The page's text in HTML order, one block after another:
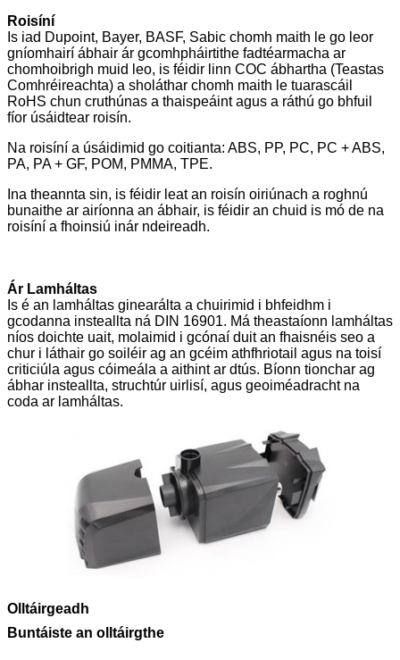
Roisíní
Is iad Dupoint, Bayer, BASF, Sabic chomh maith le go leor
gníomhairí ábhair ár gcomhpháirtithe fadtéarmacha ar
chomhoibrigh muid leo, is féidir linn COC ábhartha (Teastas
Comhréireachta) a sholáthar chomh maith le tuarascáil
RoHS chun cruthúnas a thaispeáint agus a ráthú go bhfuil
fíor úsáidtear roisín.
Na roisíní a úsáidimid go coitianta: ABS, PP, PC, PC + ABS,
PA, PA + GF, POM, PMMA, TPE.
Ina theannta sin, is féidir leat an roisín oiriúnach a roghnú
bunaithe ar airíonna an ábhair, is féidir an chuid is mó de na
roisíní a fhoinsiú inár ndeireadh.
Ár Lamháltas
Is é an lamháltas ginearálta a chuirimid i bhfeidhm i
gcodanna insteallta ná DIN 16901. Má theastaíonn lamháltas
níos doichte uait, molaimid i gcónaí duit an fhaisnéis seo a
chur i láthair go soiléir ag an gcéim athfhriotail agus na toisí
criticiúla agus cóimeála a aithint ar dtús. Bíonn tionchar ag
ábhar insteallta, struchtúr uirlisí, agus geoiméadracht na
coda ar lamháltas.
Olltáirgeadh
Buntáiste an olltáirgthe